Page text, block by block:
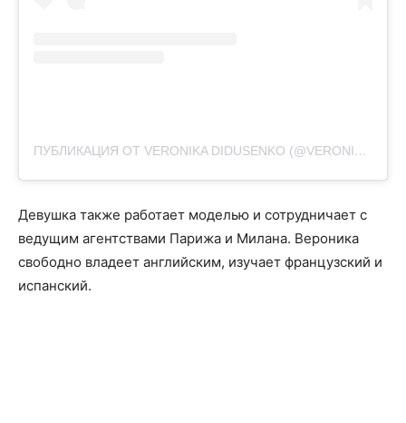
ПУБЛИКАЦИЯ ОТ VERONIKA DIDUSENKO (@VERONIKA_DIDUSENKO)
Девушка также работает моделью и сотрудничает с
ведущим агентствами Парижа и Милана. Вероника
свободно владеет английским, изучает французский и
испанский.